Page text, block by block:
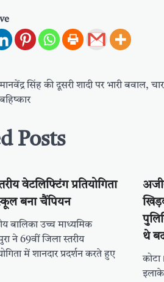
सिंह की दूसरी शादी पर भारी बवाल,
Posts
वेटलिफ्टिंग प्रतियोगिता
बना चैंपियन
बालिका उच्च माध्यमिक
ने 69वीं जिला स्तरीय
में शानदार प्रदर्शन करते हुए
थे